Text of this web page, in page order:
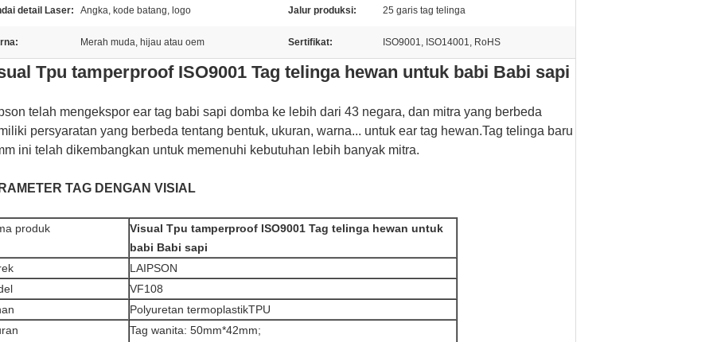
detail Laser: Angka, kode batang, logo Jalur produksi: 25 garis tag telinga
Merah muda, hijau atau oem Sertifikat: ISO9001, ISO14001, RoHS
Tpu tamperproof ISO9001 Tag telinga hewan untuk babi Babi sapi
telah mengekspor ear tag babi sapi domba ke lebih dari 43 negara, dan mitra yang berbeda
persyaratan yang berbeda tentang bentuk, ukuran, warna... untuk ear tag hewan.Tag telinga baru
ini telah dikembangkan untuk memenuhi kebutuhan lebih banyak mitra.
TAG DENGAN VISIAL
produk
Visual Tpu tamperproof ISO9001 Tag telinga hewan untuk
babi Babi sapi
LAIPSON
VF108
Polyuretan termoplastikTPU
Tag wanita: 50mm*42mm;